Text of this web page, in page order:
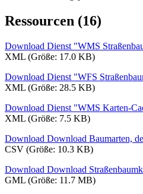
Ressourcen (16)
Download Dienst "WMS
XML (Größe: 17.0 KB)
Download Dienst "WFS
XML (Größe: 28.5 KB)
Download Dienst "WMS Karten-
XML (Größe: 7.5 KB)
Download Download Baumarten,
CSV (Größe: 10.3 KB)
Download Download
GML (Größe: 11.7 MB)